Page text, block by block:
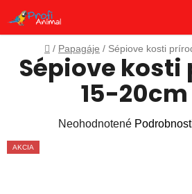
obsah
Domov
/ Papagáje / Sépiove kosti
Sépiove kosti
15-20cm
Priemerné
Neohodnotené
AKCIA